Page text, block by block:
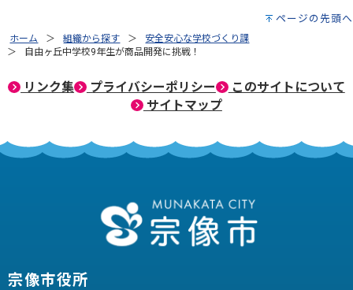
ページの先頭へ
ホーム 組織から探す
安全安心な学校づくり課
自由ヶ丘中学校9年生が商品開発に挑戦！
リンク集 プライバシーポリシー
このサイトについて
サイトマップ
宗像市役所